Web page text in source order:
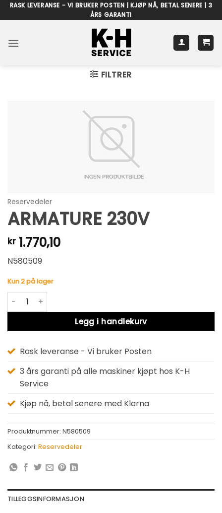
Skip
to
RASK LEVERANSE - VI BRUKER POSTEN | KJØP NÅ, BETAL SENERE | 3
ÅRS GARANTI
FILTRER
Reservedeler
ARMATURE 230V
kr 1.770,10
N580509
Kun 2 på lager
ARMATURE 230V antall
Legg i handlekurv
Alternative:
Rask leveranse - Vi bruker Posten
3 års garanti på alle maskiner kjøpt hos K-H
Service
Kjøp nå, betal senere med Klarna
Produktnummer: N580509
Kategori: Reservedeler
TILLEGGSINFORMASJON